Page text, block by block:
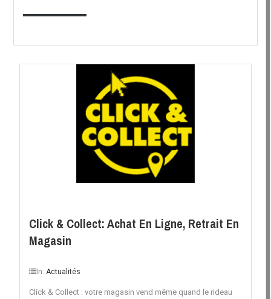
EN SAVOIR PLUS
Click & Collect: Achat En Ligne, Retrait En
Magasin
In:Actualités
Click & Collect : votre magasin vend même quand le rideau